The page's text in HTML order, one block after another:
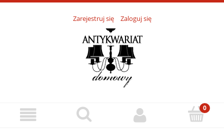
Zarejestruj się Zaloguj się